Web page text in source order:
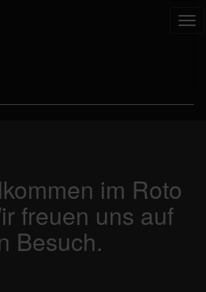
im Roto
freuen uns auf
Besuch.